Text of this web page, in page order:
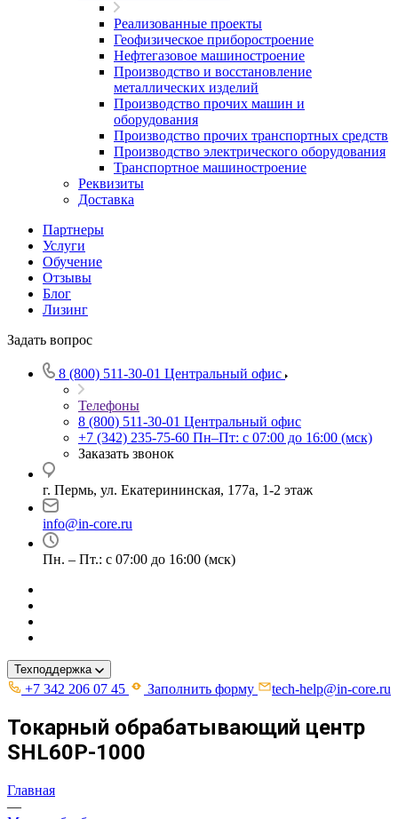
Реализованные проекты
Геофизическое приборостроение
Нефтегазовое машиностроение
Производство и восстановление
металлических изделий
Производство прочих машин и
оборудования
Производство прочих транспортных средств
Производство электрического оборудования
Транспортное машиностроение
Реквизиты
Доставка
Партнеры
Услуги
Обучение
Отзывы
Блог
Лизинг
Задать вопрос
8 (800) 511-30-01 Центральный офис
Телефоны
8 (800) 511-30-01 Центральный офис
+7 (342) 235-75-60 Пн–Пт: с 07:00 до 16:00 (мск)
Заказать звонок
г. Пермь, ул. ​Екатерининская, 177а, ​1-2 этаж
info@in-core.ru
Пн. – Пт.: с 07:00 до 16:00 (мск)
Техподдержка
+7 342 206 07 45 Заполнить форму tech-help@in-core.ru
Токарный обрабатывающий центр
SHL60Р-1000
Главная
—